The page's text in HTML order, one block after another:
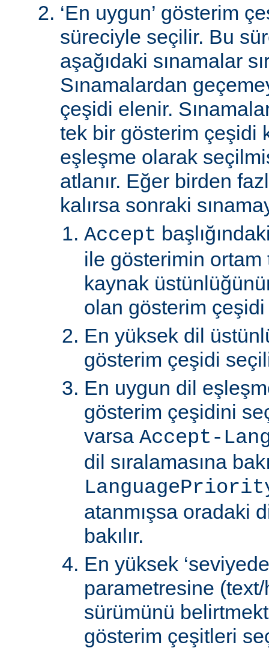
‘En uygun’ gösterim
süreciyle seçilir. Bu
aşağıdaki sınamalar
Sınamalardan
çeşidi elenir.
tek bir gösterim çeşidi
eşleşme olarak
atlanır. Eğer birden
kalırsa sonraki
Accept
ile gösterimin
kaynak
olan gösterim
En yüksek dil
gösterim çeşidi
En uygun dil
gösterim çeşidini
varsa Accept-
dil sıralamasına
atanmışsa oradaki
bakılır.
En yüksek
parametresine
sürümünü
gösterim çeşitleri